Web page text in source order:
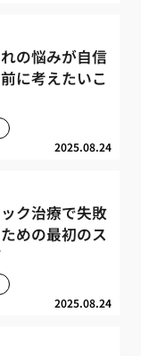
の悩みが自信
に考えたいこ
2025.08.24
ク治療で失敗
めの最初のス
2025.08.24